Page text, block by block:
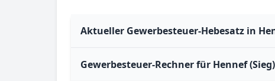
Aktueller Gewerbesteuer-Hebesatz in
Gewerbesteuer-Rechner für Hennef